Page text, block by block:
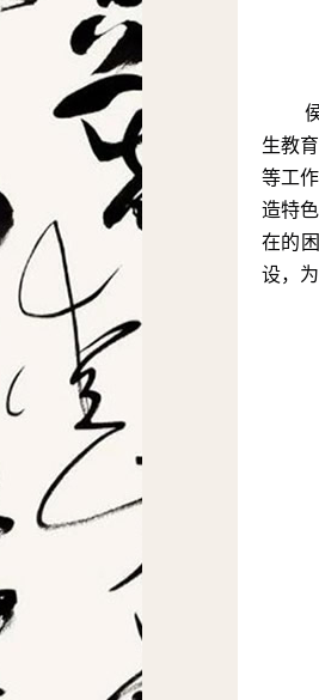
生教
等工
造特
在的
设，